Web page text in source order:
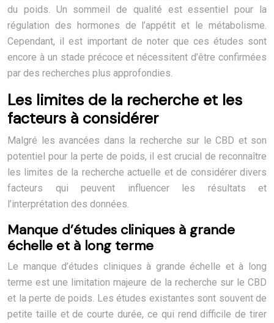
du poids. Un sommeil de qualité est essentiel pour la
régulation des hormones de l’appétit et le métabolisme.
Cependant, il est important de noter que ces études sont
encore à un stade précoce et nécessitent d’être confirmées
par des recherches plus approfondies.
Les limites de la recherche et les
facteurs à considérer
Malgré les avancées dans la recherche sur le CBD et son
potentiel pour la perte de poids, il est crucial de reconnaître
les limites de la recherche actuelle et de considérer divers
facteurs qui peuvent influencer les résultats et
l’interprétation des données.
Manque d’études cliniques à grande
échelle et à long terme
Le manque d’études cliniques à grande échelle et à long
terme est une limitation majeure de la recherche sur le CBD
et la perte de poids. Les études existantes sont souvent de
petite taille et de courte durée, ce qui rend difficile de tirer